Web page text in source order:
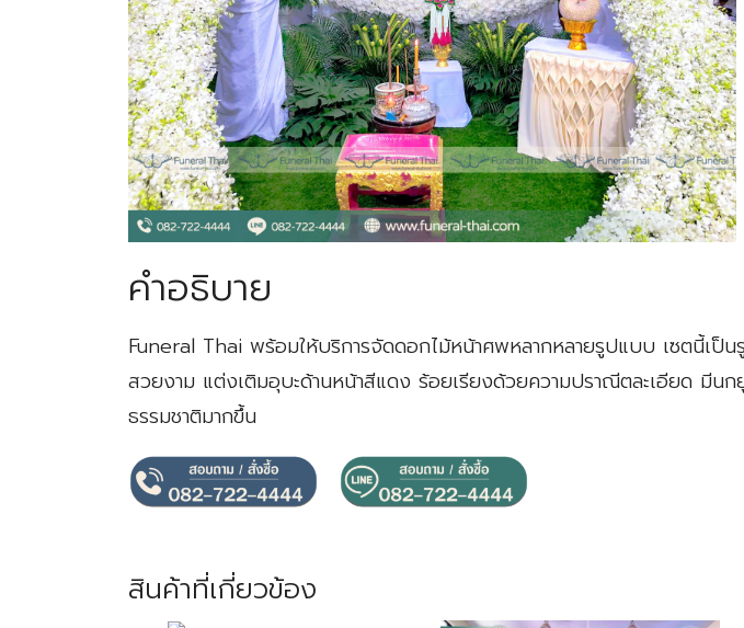
Search
คำอธิบาย
Funeral Thai พร้อมให้บริการจัดดอกไม้หน้าศพหลากหลายรูปแบบ เซตนี้เป็
สวยงาม แต่งเติมอุบะด้านหน้าสีแดง ร้อยเรียงด้วยความปราณีตละเอียด มีน
ธรรมชาติมากขึ้น
สินค้าที่เกี่ยวข้อง